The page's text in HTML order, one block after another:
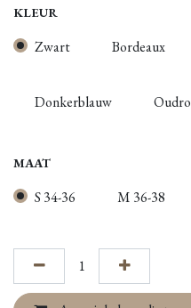
KLEUR
Zwart Bordeaux
Donkerblauw
MAAT
S 34-36 M 36-38